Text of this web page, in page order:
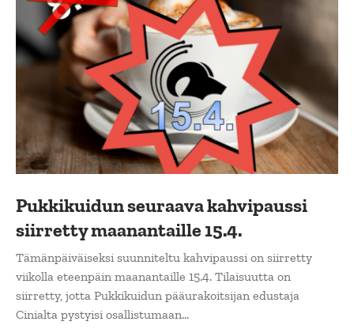
Pukkikuidun seuraava kahvipaussi
siirretty maanantaille 15.4.
Tämänpäiväiseksi suunniteltu kahvipaussi on siirretty
viikolla eteenpäin maanantaille 15.4. Tilaisuutta on
siirretty, jotta Pukkikuidun pääurakoitsijan edustaja
Cinialta pystyisi osallistumaan...